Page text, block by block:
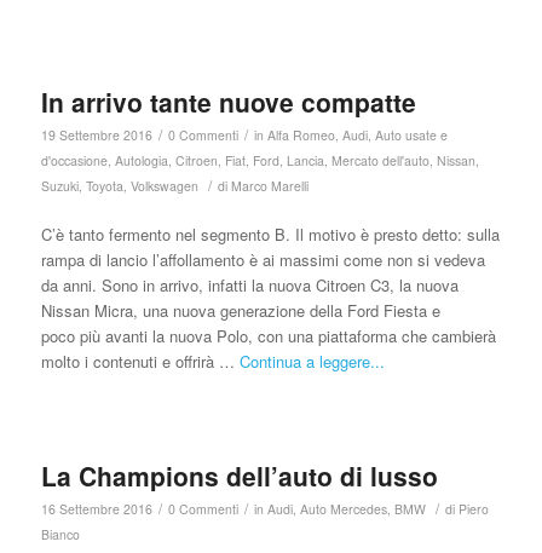
In arrivo tante nuove compatte
19 Settembre 2016 / 0 Commenti / in Alfa Romeo, Audi, Auto usate e
d'occasione, Autologia Citroen Fiat, Ford Lancia Mercato dell'auto, Nissan
Suzuki, Toyota Volkswagen / di Marco Marelli
C’è tanto fermento nel segmento B. Il motivo è presto detto: sulla
rampa di lancio l’affollamento è ai massimi come non si vedeva
da anni. Sono in arrivo, infatti la nuova Citroen C3, la nuova
Nissan Micra, una nuova generazione della Ford Fiesta e
poco più avanti la nuova Polo, con una piattaforma che cambierà
molto i contenuti e offrirà … Continua a leggere...
La Champions dell’auto di lusso
16 Settembre 2016 / 0 Commenti / in Audi, Auto Mercedes, BMW / di Piero
Bianco